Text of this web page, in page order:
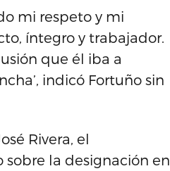
mi respeto y mi
íntegro y trabajador.
que él iba a
indicó Fortuño sin
Rivera, el
la designación en